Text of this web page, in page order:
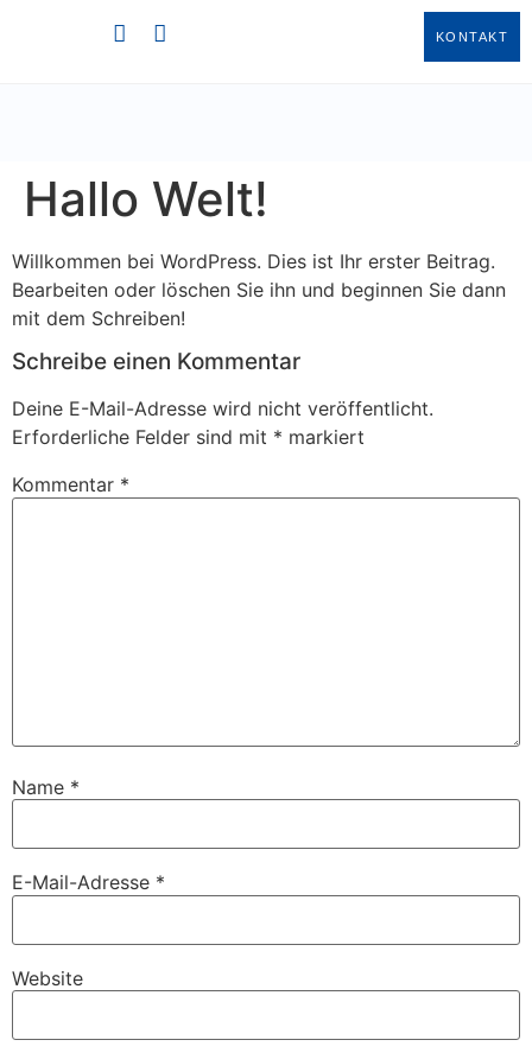
KONTAKT
Hallo Welt!
Willkommen bei WordPress. Dies ist Ihr erster Beitrag.
Bearbeiten oder löschen Sie ihn und beginnen Sie dann
mit dem Schreiben!
Schreibe einen Kommentar
Deine E-Mail-Adresse wird nicht veröffentlicht.
Erforderliche Felder sind mit * markiert
Kommentar *
Name *
E-Mail-Adresse *
Website